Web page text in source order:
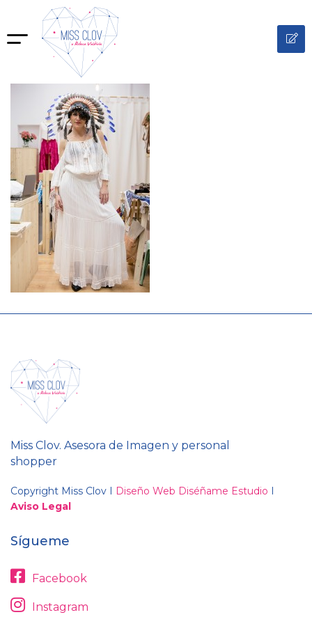
Miss Clov. Asesora de Imagen y personal
shopper
Copyright Miss Clov I Diseño Web Diséñame Estudio I
Aviso Legal
Sígueme
Facebook
Instagram